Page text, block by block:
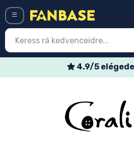
4.9/5
Legújabb cuccok